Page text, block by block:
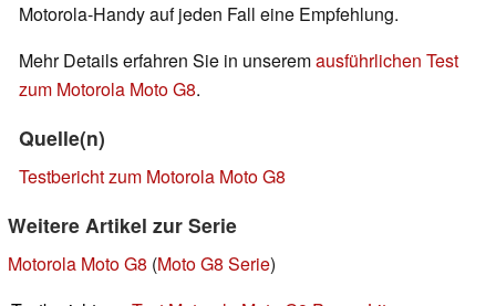
Motorola-Handy auf jeden Fall eine Empfehlung.
Mehr Details erfahren Sie in unseremausführlichen Test
zum Motorola Moto G8.
Quelle(n)
Testbericht zum Motorola Moto G8
Weitere Artikel zur Serie
Motorola Moto G8 (Moto G8 Serie)